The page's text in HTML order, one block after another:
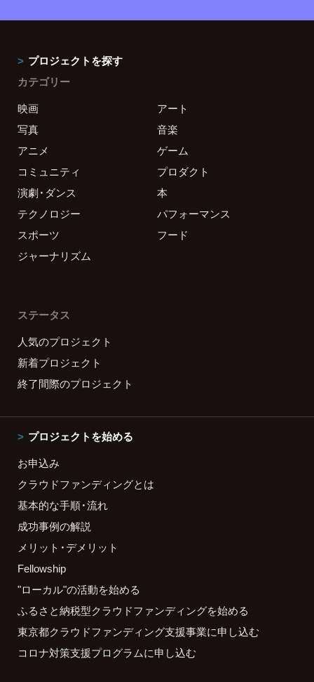
プロジェクトを探す
カテゴリー
映画
アート
写真
音楽
アニメ
ゲーム
コミュニティ
プロダクト
演劇・ダンス
本
テクノロジー
パフォーマンス
スポーツ
フード
ジャーナリズム
ステータス
人気のプロジェクト
新着プロジェクト
終了間際のプロジェクト
プロジェクトを始める
お申込み
クラウドファンディングとは
基本的な手順・流れ
成功事例の解説
メリット・デメリット
Fellowship
"ローカル"の活動を始める
ふるさと納税型クラウドファンディングを始める
東京都クラウドファンディング支援事業に申し込む
コロナ対策支援プログラムに申し込む